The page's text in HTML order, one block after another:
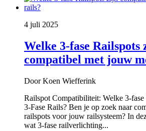
4 juli 2025
Welke 3-fase Railspots
compatibel met jouw
Door Koen Wiefferink
Railspot Compatibiliteit: Welke 3-fase
3-Fase Rails? Ben je op zoek naar
railspots voor jouw railsysteem? In
wat 3-fase railverlichting...